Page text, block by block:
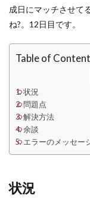
成日にマッチさせて
ね?。12日目です。
Table of
状況
問題点
解決方法
余談
エラーのメッセー
状況